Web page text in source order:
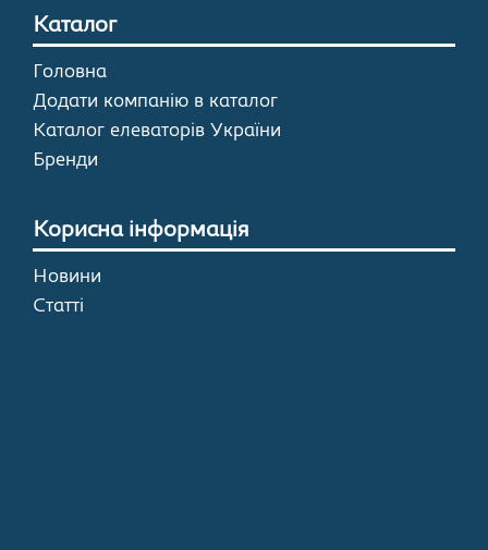
Каталог
Головна
Додати компанію в каталог
Каталог елеваторів України
Бренди
Корисна інформація
Новини
Статті